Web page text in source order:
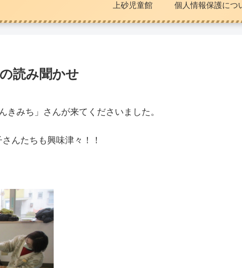
上砂児童館 個人情報保護につ
読み聞かせ
きみち」さんが来てくださいました。
んたちも興味津々！！